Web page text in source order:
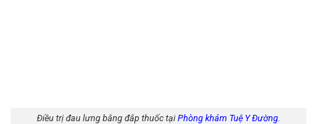
Điều trị đau lưng bằng đắp thuốc tại Phòng khám Tuệ Y Đường.